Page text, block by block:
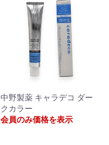
中野製薬 キャラデコ ダー
クカラー
会員のみ価格を表示